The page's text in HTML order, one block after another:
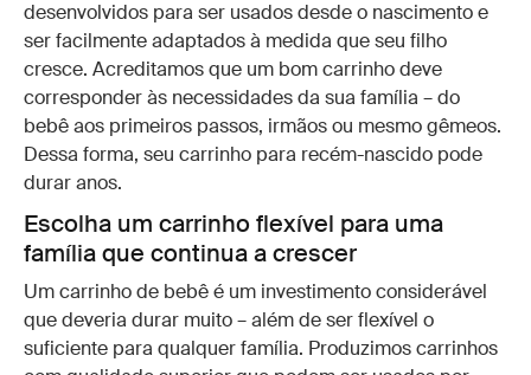
desenvolvidos para ser usados desde o nascimento e
ser facilmente adaptados à medida que seu filho
cresce. Acreditamos que um bom carrinho deve
corresponder às necessidades da sua família – do
bebê aos primeiros passos, irmãos ou mesmo gêmeos.
Dessa forma, seu carrinho para recém-nascido pode
durar anos.
Escolha um carrinho flexível para uma
família que continua a crescer
Um carrinho de bebê é um investimento considerável
que deveria durar muito – além de ser flexível o
suficiente para qualquer família. Produzimos carrinhos